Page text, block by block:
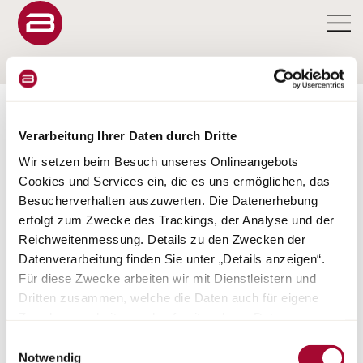
Verarbeitung Ihrer Daten durch Dritte
Wir setzen beim Besuch unseres Onlineangebots
Cookies und Services ein, die es uns ermöglichen, das
Besucherverhalten auszuwerten. Die Datenerhebung
erfolgt zum Zwecke des Trackings, der Analyse und der
Reichweitenmessung. Details zu den Zwecken der
Datenverarbeitung finden Sie unter „Details anzeigen“.
Für diese Zwecke arbeiten wir mit Dienstleistern und
Dritten zusammen, welche die Daten auch für eigene
„Cookies und Services zulassen“ oder durch Auswählen
Notwendig
KONFIGURATOR
CONFIGURATEUR
LYSEO TD